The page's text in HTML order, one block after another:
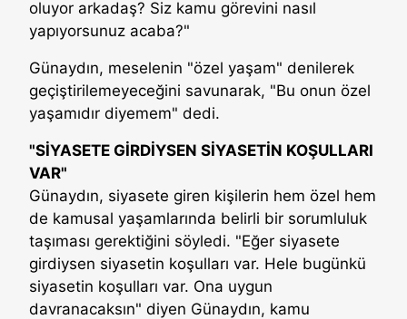
oluyor arkadaş? Siz kamu görevini nasıl
yapıyorsunuz acaba?"
Günaydın, meselenin "özel yaşam" denilerek
geçiştirilemeyeceğini savunarak, "Bu onun özel
yaşamıdır diyemem" dedi.
"SİYASETE GİRDİYSEN SİYASETİN KOŞULLARI
VAR"
Günaydın, siyasete giren kişilerin hem özel hem
de kamusal yaşamlarında belirli bir sorumluluk
taşıması gerektiğini söyledi. "Eğer siyasete
girdiysen siyasetin koşulları var. Hele bugünkü
siyasetin koşulları var. Ona uygun
davranacaksın" diyen Günaydın, kamu